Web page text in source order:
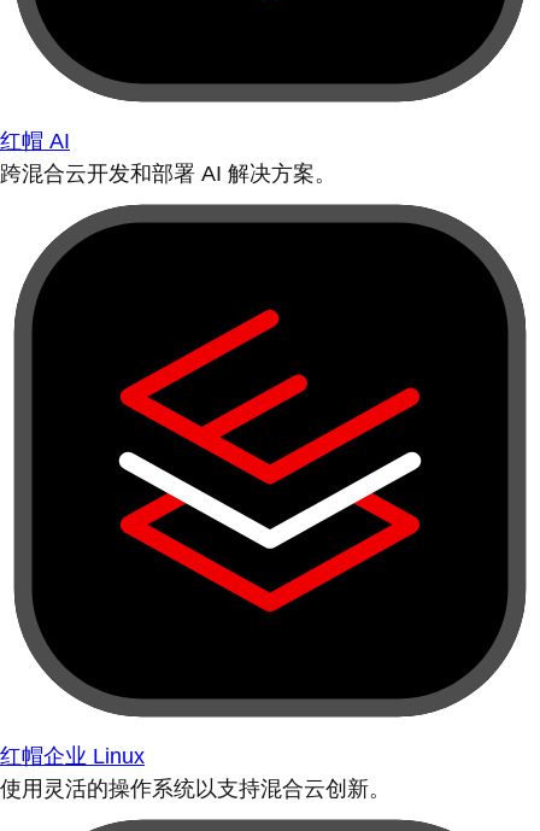
红帽 AI
跨混合云开发和部署 AI 解决方案。
红帽企业 Linux
使用灵活的操作系统以支持混合云创新。